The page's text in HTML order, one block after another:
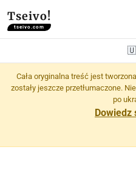
Tseivo!
tseivo.com
Cała oryginalna treść jest
zostały jeszcze przetłumaczone.
po
Dowiedz